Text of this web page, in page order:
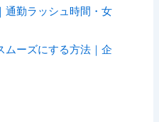
通勤ラッシュ時間・女
ムーズにする方法｜企